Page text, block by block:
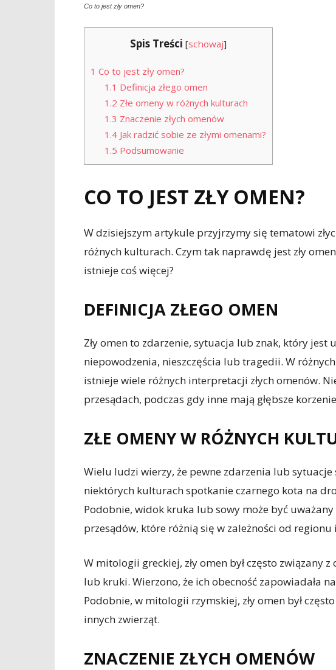
Co to jest zły omen?
Spis Treści [schowaj]
1 Co to jest zły omen?
1.1 Definicja złego omen
1.2 Złe omeny w różnych kulturach
1.3 Znaczenie złych omenów
1.4Jak radzić sobie ze złymi omenami?
1.5 Podsumowanie
CO TO JEST ZŁY OMEN?
W dzisiejszym artykule przyjrzymy się tematowi
różnych kulturach. Czym tak naprawdę jest zły
istnieje coś więcej?
DEFINICJA ZŁEGO OMEN
Zły omen to zdarzenie, sytuacja lub znak, który jest
niepowodzenia, nieszczęścia lub tragedii. W
istnieje wiele różnych interpretacji złych omenów.
przesądach, podczas gdy inne mają głębsze
ZŁE OMENY W RÓŻNYCH
Wielu ludzi wierzy, że pewne zdarzenia lub sytuacje
niektórych kulturach spotkanie czarnego kota na
Podobnie, widok kruka lub sowy może być uważany
przesądów, które różnią się w zależności od
W mitologii greckiej, zły omen był często związany
lub kruki. Wierzono, że ich obecność zapowiadała
Podobnie, w mitologii rzymskiej, zły omen był
innych zwierząt.
ZNACZENIE ZŁYCH OMENÓW